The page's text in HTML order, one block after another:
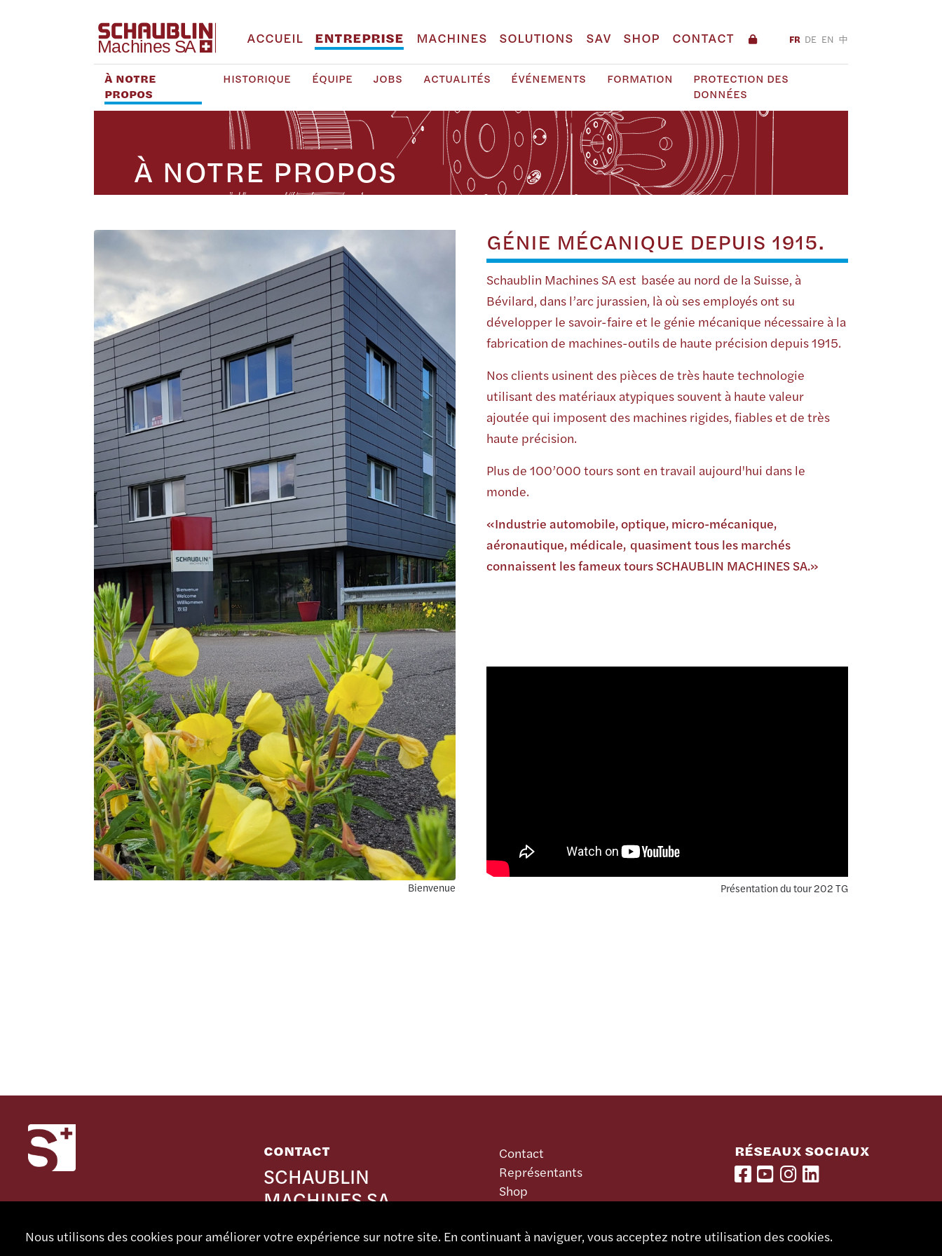
ACCUEIL ENTREPRISE MACHINES SOLUTIONS SAV SHOP CONTACT FR DE EN 中
À NOTRE
PROPOS
HISTORIQUE ÉQUIPE JOBS ACTUALITÉS ÉVÉNEMENTS FORMATION
PROTECTION DES
DONNÉES
À NOTRE PROPOS
Bienvenue
GÉNIE MÉCANIQUE DEPUIS 1915.
Schaublin Machines SA est basée au nord de la Suisse, à
Bévilard, dans l’arc jurassien, là où ses employés ont su
développer le savoir-faire et le génie mécanique nécessaire à la
fabrication de machines-outils de haute précision depuis 1915.
Nos clients usinent des pièces de très haute technologie
utilisant des matériaux atypiques souvent à haute valeur
ajoutée qui imposent des machines rigides, fiables et de très
haute précision.
Plus de 100’000 tours sont en travail aujourd'hui dans le
monde.
«Industrie automobile, optique, micro-mécanique,
aéronautique, médicale, quasiment tous les marchés
connaissent les fameux tours SCHAUBLIN MACHINES SA.»
Présentation du tour 202 TG
CONTACT
SCHAUBLIN
MACHINES SA
CH - 2735 Bévilard
Contact
Représentants
Shop
RÉSEAUX SOCIAUX
Nous utilisons des cookies pour améliorer votre expérience sur notre site. En continuant à naviguer, vous acceptez notre utilisation des cookies.